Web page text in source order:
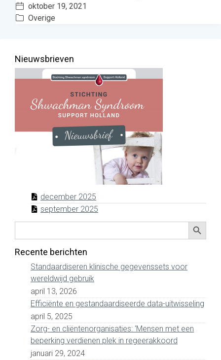
oktober 19, 2021
Overige
Nieuwsbrieven
december 2025
september 2025
Zoek
Recente berichten
Standaardiseren klinische gegevenssets voor
wereldwijd gebruik
april 13, 2026
Efficiënte en gestandaardiseerde data-uitwisseling
april 5, 2025
Zorg- en cliëntenorganisaties: ‘Mensen met een
beperking verdienen plek in regeerakkoord
januari 29, 2024